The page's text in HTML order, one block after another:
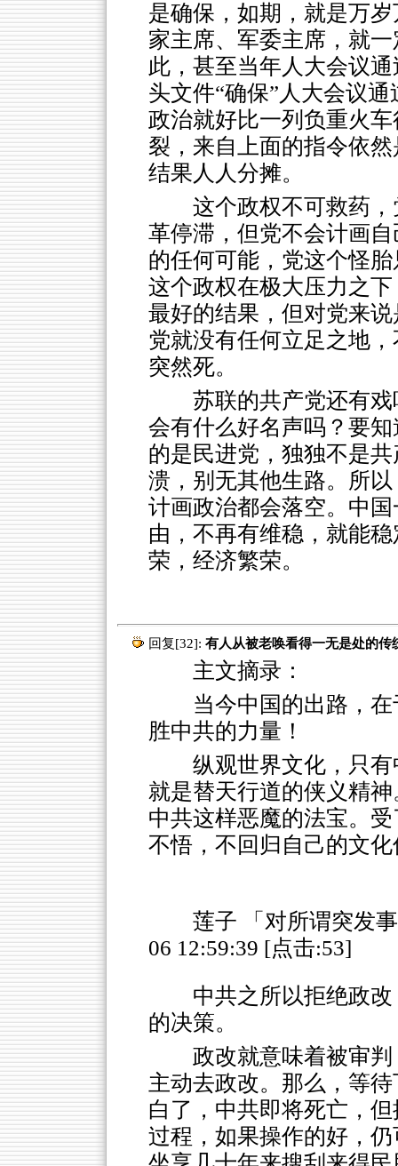
是确保，如期，就是万
家主席、军委主席，就
此，甚至当年人大会议
头文件“确保”人大会议
政治就好比一列负重火
裂，来自上面的指令依
结果人人分摊。
这个政权不可救药
革停滞，但党不会计画
的任何可能，党这个怪
这个政权在极大压力之
最好的结果，但对党来
党就没有任何立足之地
突然死。
苏联的共产党还有
会有什么好名声吗？要
的是民进党，独独不是
溃，别无其他生路。所
计画政治都会落空。中
由，不再有维稳，就能
荣，经济繁荣。
回复[32]: 有人从被老唤看得一无是处的传
主文摘录：
当今中国的出路，
胜中共的力量！
纵观世界文化，只
就是替天行道的侠义精
中共这样恶魔的法宝。
不悟，不回归自己的文
莲子 「对所谓突发
06 12:59:39 [点击:53]
中共之所以拒绝政
的决策。
政改就意味着被审
主动去政改。那么，等
白了，中共即将死亡，
过程，如果操作的好，